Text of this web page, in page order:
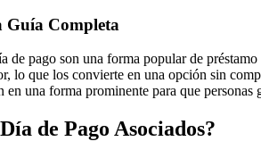
Guía Completa
de pago son una forma popular de
lo que los convierte en una opción sin
una forma prominente para que
de Pago Asociados?